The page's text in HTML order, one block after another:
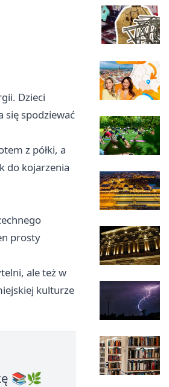
Dzieci
się spodziewać
z półki, a
do kojarzenia
prosty
ale też w
kulturze
📚🌿